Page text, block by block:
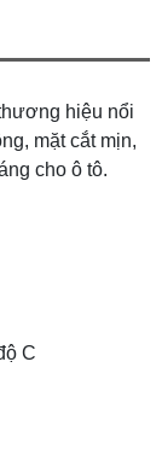
hiệu nổi
mặt cắt mịn,
cho ô tô.
C